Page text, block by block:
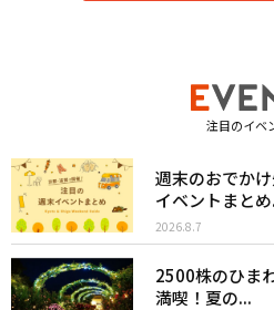
注目のイベ
週末のおでか
イベントまと
2026.8.7
2500株のひま
満喫！夏の...